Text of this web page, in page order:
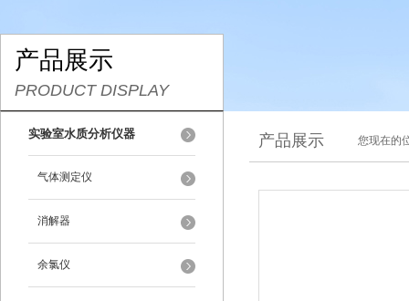
产品展示
PRODUCT DISPLAY
实验室水质分析仪器
气体测定仪
消解器
余氯仪
产品展示 您现在的